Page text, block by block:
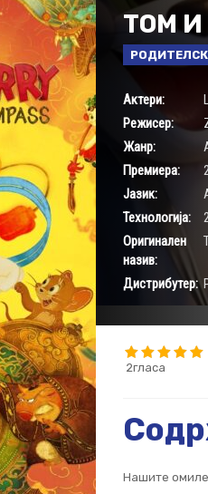
ТОМ И
Актери:
Режисер:
Жанр:
Премиера:
Јазик:
Технологија:
Оригинален
назив:
Дистрибутер:
2гласа
Нашите